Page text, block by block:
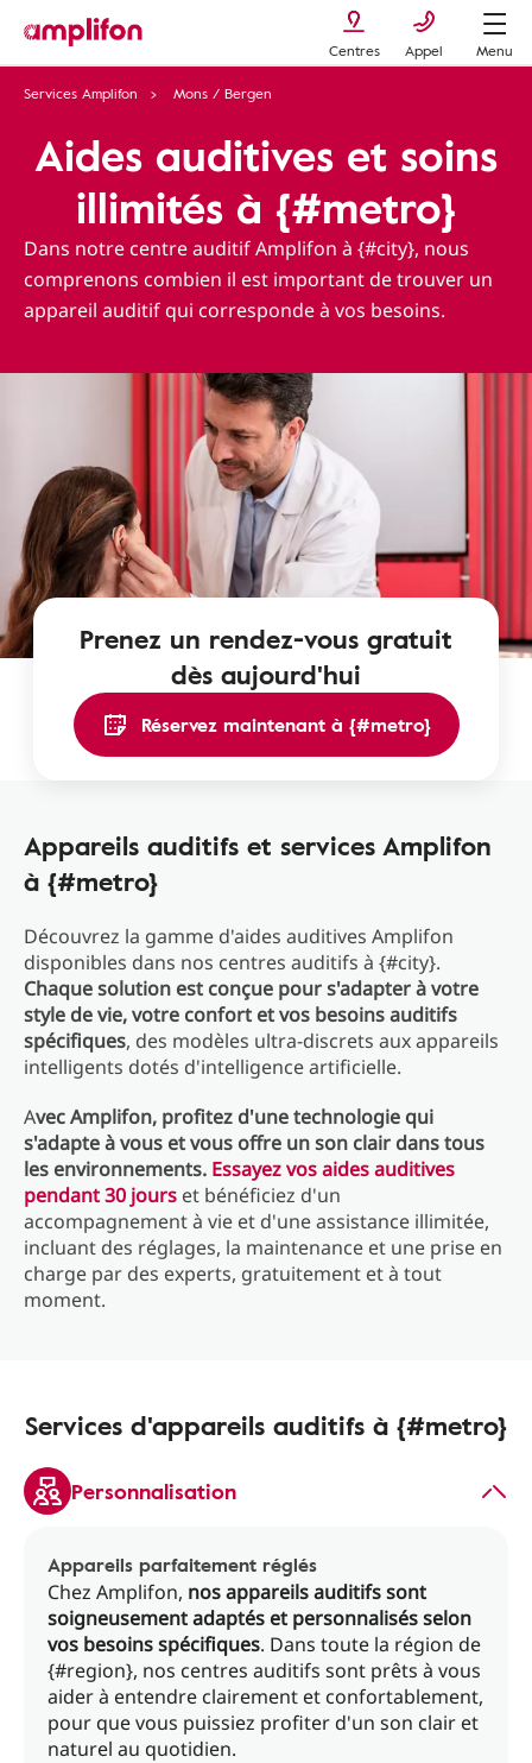
Centres Appel
Menu
Services Amplifon
Mons / Bergen
Aides auditives et soins
illimités à {#metro}
Dans notre centre auditif Amplifon à {#city}, nous
comprenons combien il est important de trouver un
appareil auditif qui corresponde à vos besoins.
Prenez un rendez-vous gratuit
dès aujourd'hui
Réservez maintenant à {#metro}
Appareils auditifs et services Amplifon
à {#metro}
Découvrez la gamme d'aides auditives Amplifon
disponibles dans nos centres auditifs à {#city}.
Chaque solution est conçue pour s'adapter à votre
style de vie, votre confort et vos besoins auditifs
spécifiques, des modèles ultra-discrets aux appareils
intelligents dotés d'intelligence artificielle.
Avec Amplifon, profitez d'une technologie qui
s'adapte à vous et vous offre un son clair dans tous
les environnements. Essayez vos aides auditives
pendant 30 jours et bénéficiez d'un
accompagnement à vie et d'une assistance illimitée,
incluant des réglages, la maintenance et une prise en
charge par des experts, gratuitement et à tout
moment.
Services d'appareils auditifs à {#metro}
Personnalisation
Appareils parfaitement réglés
Chez Amplifon, nos appareils auditifs sont
soigneusement adaptés et personnalisés selon
vos besoins spécifiques. Dans toute la région de
{#region}, nos centres auditifs sont prêts à vous
aider à entendre clairement et confortablement,
pour que vous puissiez profiter d'un son clair et
naturel au quotidien.